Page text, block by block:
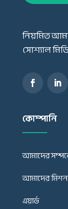
নিয়মিত
সোশ্যাল
কোম্পানি
আমাদের
আমাদের মিশন
এয়ার্ড